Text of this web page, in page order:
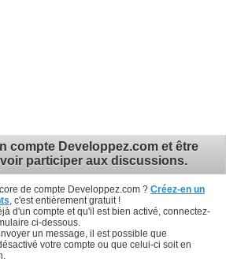
compte Developpez.com et être
participer aux discussions.
de compte Developpez.com ? Créez-en un
, c'est entièrement gratuit !
d'un compte et qu'il est bien activé, connectez-
ci-dessous.
un message, il est possible que
votre compte ou que celui-ci soit en